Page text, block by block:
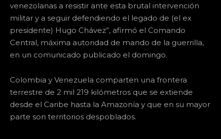
venezolanas a resistir ante esta brutal intervención
militar y a seguir defendiendo el legado de (el ex
presidente) Hugo Chávez”, afirmó el Comando
Central, máxima autoridad de mando de la guerrilla,
en un comunicado publicado el domingo.
Colombia y Venezuela comparten una frontera
terrestre de 2 mil 219 kilómetros que se extiende
desde el Caribe hasta la Amazonía y que en su mayor
parte son territorios despoblados.